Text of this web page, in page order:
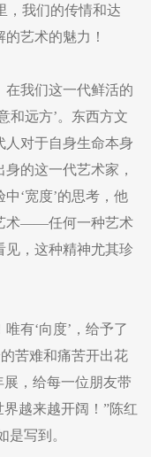
，我们的传情和达
艺术的魅力！
在我们这一代鲜活的
和远方’。东西方文
人对于自身生命本身
的这一代艺术家，
‘宽度’的思考，他
术——任何一种艺术
见，这种精神尤其珍
有‘向度’，给予了
苦难和痛苦开出花
，给每一位朋友带
越来越开阔！”陈红
是写到。